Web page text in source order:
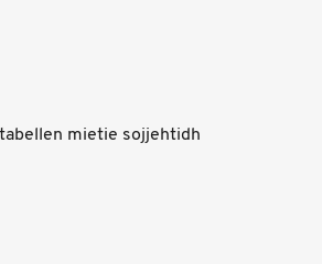
mietie sojjehtidh